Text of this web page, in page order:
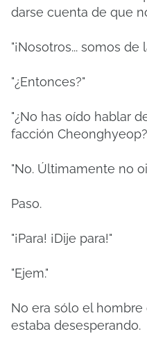
darse cuenta de que
"¡Nosotros... somos
"¿Entonces?"
"¿No has oído hablar
facción
"No. Últimamente no
Paso.
"¡Para! ¡Dije para!"
"Ejem."
No era sólo el
estaba desesperando.